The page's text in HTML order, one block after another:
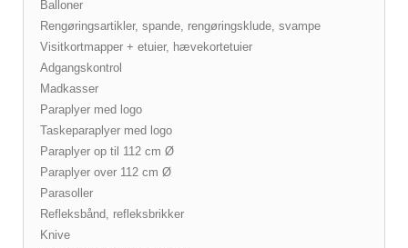
Balloner
Rengøringsartikler, spande, rengøringsklude, svampe
Visitkortmapper + etuier, hævekortetuier
Adgangskontrol
Madkasser
Paraplyer med logo
Taskeparaplyer med logo
Paraplyer op til 112 cm Ø
Paraplyer over 112 cm Ø
Parasoller
Refleksbånd, refleksbrikker
Knive